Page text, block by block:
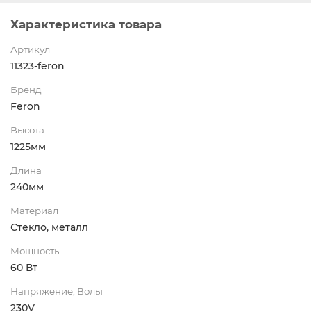
Характеристика товара
Артикул
11323-feron
Бренд
Feron
Высота
1225мм
Длина
240мм
Материал
Стекло, металл
Мощность
60 Вт
Напряжение, Вольт
230V